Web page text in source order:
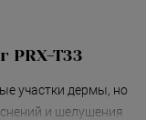
PRX-T33
участки дермы, но
и шелушения